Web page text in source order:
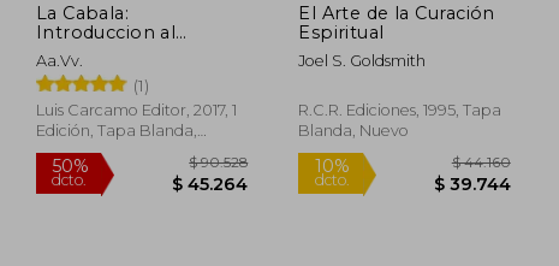
$ 20.000
$ 18.000
50% $ 168.765
$ 84.383
La Cabala:
Introduccion al
Misticismo y su
Doctrina
Aa.Vv.
(1)
Luis Carcamo Editor, 2017, 1
Edición, Tapa Blanda,
Nuevo
El Arte de la Curación
Espiritual
Joel S. Goldsmith
R.C.R. Ediciones, 1995, Tapa
Blanda, Nuevo